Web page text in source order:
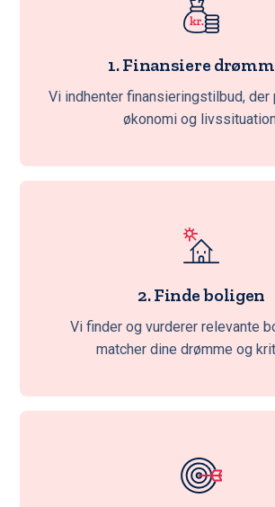
1. Finansiere
Vi indhenter finansieringstilbud,
økonomi og
2. Finde boligen
Vi finder og vurderer relevante
matcher dine drømme og